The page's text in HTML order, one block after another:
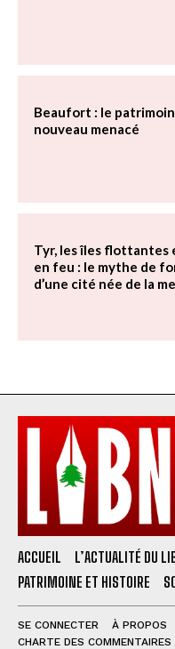
Beaufort : le
nouveau menacé
Tyr, les îles flottantes
en feu : le mythe de
d’une cité née de la
ACCUEIL L’ACTUALITÉ DU
PATRIMOINE ET HISTOIRE
SE CONNECTER À PROPOS
CHARTE DES COMMENTAIRES